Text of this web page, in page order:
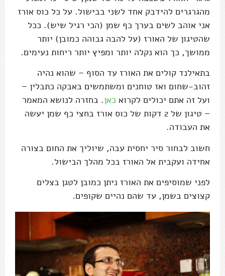
מהגרגרים להידבק אחד לשני בבישול. על כל כוס אורז
אני אוהב לשים בערך כף שמן (הכי רגיל שיש). ככל
שהטיגון של האורז (על להבה גבוהה כמובן) יותר
ממושך, כך הוא נקלה יותר ומפיץ יותר ריחות נעימים.
בתאילנד קולים את האורז עד הסוף – שהוא נהיה
זהוב-שחום ואז טוחנים ומשתמשים באבקה כתבלין –
ועל זה אתם יכולים לקרוא כאן. בחזרה לנושא המאמר
– טיגון של 2 דקות של כוס אורז בחצי כף שמן יעשה
את העבודה.
חשוב לבחור סיר יחסית עבה, שיוליך את החום בצורה
אחידה ועקבית אל האורז בכל מהלך הבישול.
לפני שמוסיפים את האורז ניתן כמובן לטגן בצלים
קצוצים בשמן, עד שהם נהיים שקופים.